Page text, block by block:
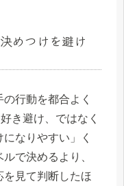
めつけを避け
行動を都合よく
き避け、ではなく
なりやすい」く
で決めるより、
見て判断したほ